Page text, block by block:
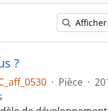
?
· Pièce ·